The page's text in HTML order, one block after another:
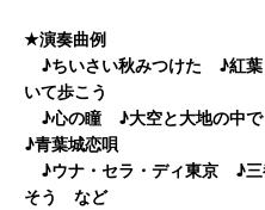
★演奏曲例
♪ちいさい秋みつけた ♪紅
いて歩こう
♪心の瞳 ♪大空と大地の中
♪青葉城恋唄
♪ウナ・セラ・ディ東京 ♪
そう など